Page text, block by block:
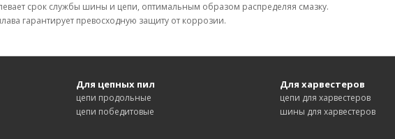
срок службы шины и цепи, оптимальным образом распределяя смазку.
гарантирует превосходную защиту от коррозии.
Для цепных пил
цепи продольные
цепи победитовые
Для харвестеров
цепи для харвестеров
шины для харвестеров